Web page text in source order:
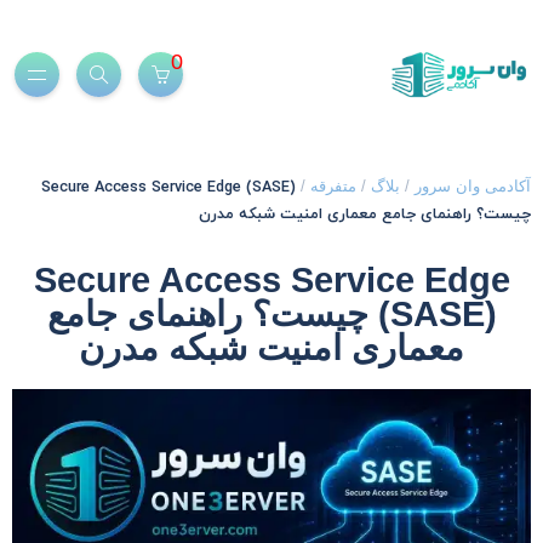
وان سرور / بلاگ/ متفرقه/
Secure Access Service Edge (SASE)
راهنمای جامع معماری امنیت شبکه مدرن
Secure Access Service Edge
(SASE) چیست؟ راهنمای جامع
معماری امنیت شبکه مدرن